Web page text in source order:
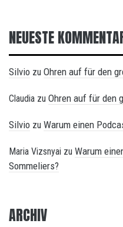
NEUESTE
Silvio zu Ohren auf für den
Claudia zu Ohren auf für den
Silvio zu Warum einen
Maria Vizsnyai zu Warum
Sommeliers?
ARCHIV